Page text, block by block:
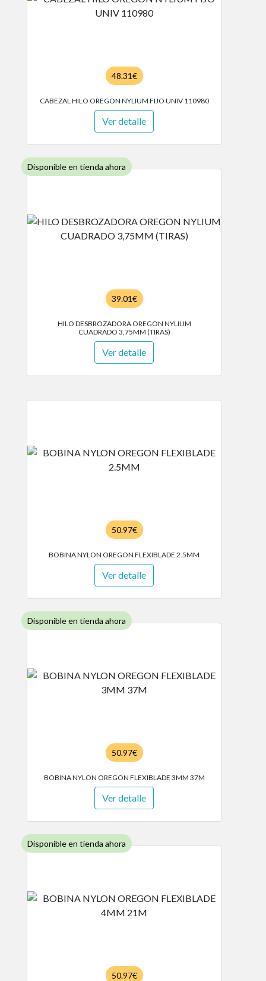
48.31€
CABEZAL HILO OREGON NYLIUM FIJO UNIV 110980
Ver detalle
Disponible en tienda ahora
39.01€
HILO DESBROZADORA OREGON NYLIUM
CUADRADO 3,75MM (TIRAS)
Ver detalle
50.97€
BOBINA NYLON OREGON FLEXIBLADE 2.5MM
Ver detalle
Disponible en tienda ahora
50.97€
BOBINA NYLON OREGON FLEXIBLADE 3MM 37M
Ver detalle
Disponible en tienda ahora
50.97€